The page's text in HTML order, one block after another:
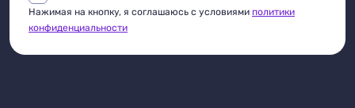
Нажимая на кнопку, я соглашаюсь с условиями политики
конфиденциальности